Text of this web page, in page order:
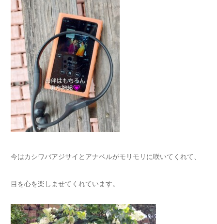
今はカシワバアジサイとアナベルがモリモリに咲いてくれて、
目を心を楽しませてくれています。